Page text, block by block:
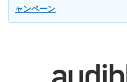
ャンペーン